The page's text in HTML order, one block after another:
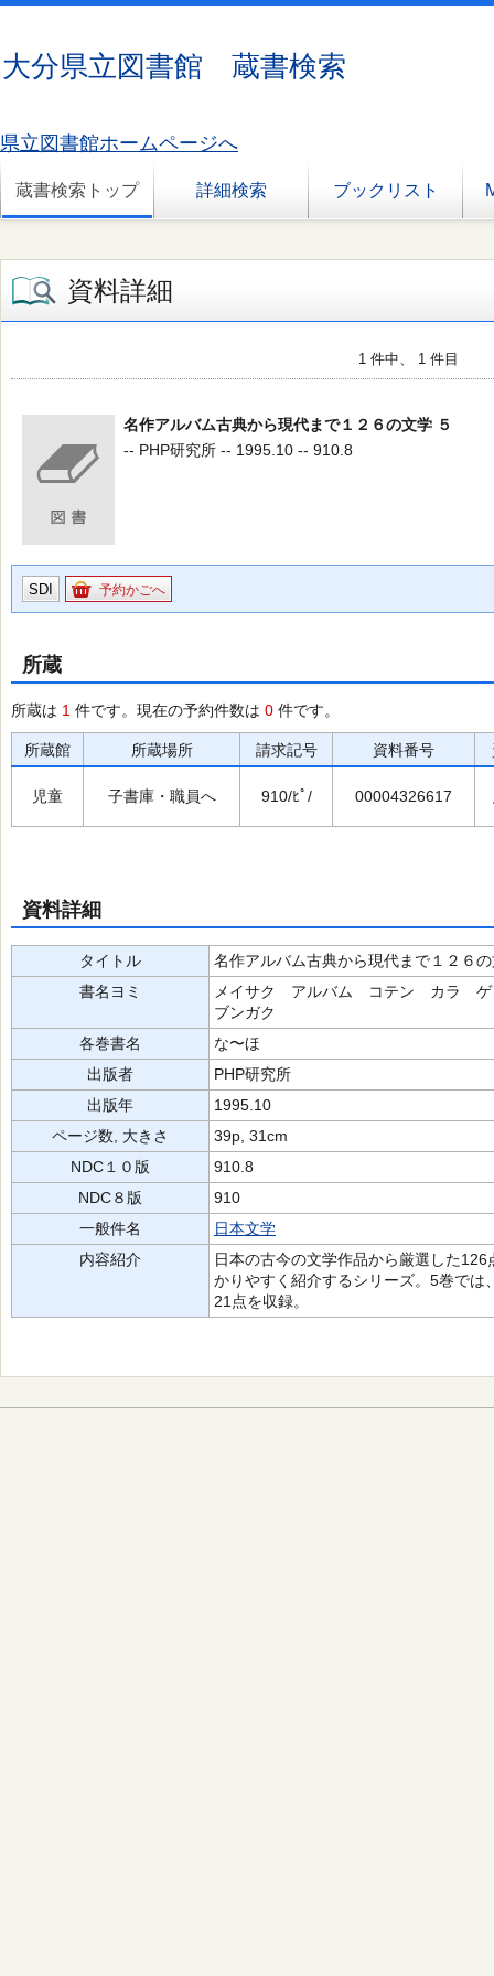
大分県立図書館 蔵書検索
県立図書館ホームページへ
蔵書検索トップ 詳細検索 ブックリスト
資料詳細
1 件中、 1 件目
名作アルバム古典から現代まで１２６の文学 ５
-- PHP研究所 -- 1995.10 -- 910.8
SDI 予約かごへ
所蔵
所蔵は 1 件です。現在の予約件数は 0 件です。
所蔵館 所蔵場所 請求記号 資料番号
児童 子書庫・職員へ 910/ﾋﾟ/ 00004326617
資料詳細
タイトル
名作アルバム古典から現代まで１２６
書名ヨミ
メイサク アルバム コテン カラ
ブンガク
各巻書名
な〜ほ
出版者
PHP研究所
出版年
1995.10
ページ数, 大きさ
39p, 31cm
NDC１０版
910.8
NDC８版
910
一般件名
日本文学
内容紹介
日本の古今の文学作品から厳選した
かりやすく紹介するシリーズ。5巻で
21点を収録。